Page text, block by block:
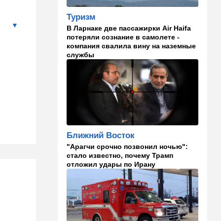
взрыва
08:20 В мире
Подросток открыл огонь в
школе под Бангкоком:
погибли семь человек
Израиль
Израиль разрабатывает
собственный малозаметный
боевой беспилотник нового
поколения
07:50 Ближний Восток
Стоп Израилю, стоп
Америке: в Иране готовят
законопроект по Ормузу
07:20 Технологии
Прощай, Nvidia? Маск
запускает гигантскую
фабрику компьютерного
Туризм
В Ларнаке две пассажирки Air Haifa
потеряли сознание в самолете -
компания свалила вину на наземные
службы
Ближний Восток
"Арагчи срочно позвонил ночью":
стало известно, почему Трамп
отложил удары по Ирану